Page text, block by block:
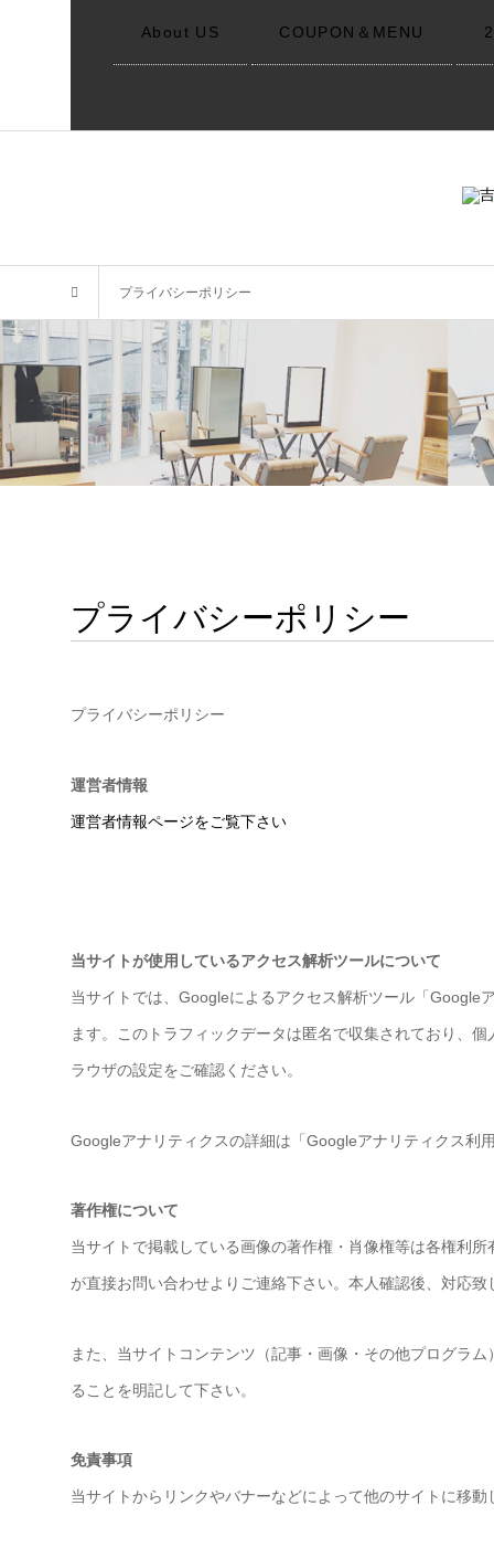
About US COUPON＆MENU
プライバシーポリシー
プライバシーポリシー
プライバシーポリシー
運営者情報
運営者情報ページをご覧下さい
当サイトが使用しているアクセス解析ツールについて
当サイトでは、Googleによるアクセス解析ツール「Google
ます。このトラフィックデータは匿名で収集されており、
ラウザの設定をご確認ください。
Googleアナリティクスの詳細は「Googleアナリティクス利
著作権について
当サイトで掲載している画像の著作権・肖像権等は各権利
が直接お問い合わせよりご連絡下さい。本人確認後、対応致
また、当サイトコンテンツ（記事・画像・その他プログラ
ることを明記して下さい。
免責事項
当サイトからリンクやバナーなどによって他のサイトに移